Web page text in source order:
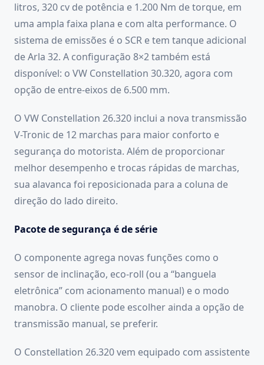
litros, 320 cv de potência e 1.200 Nm de torque, em
uma ampla faixa plana e com alta performance. O
sistema de emissões é o SCR e tem tanque adicional
de Arla 32. A configuração 8×2 também está
disponível: o VW Constellation 30.320, agora com
opção de entre-eixos de 6.500 mm.
O VW Constellation 26.320 inclui a nova transmissão
V-Tronic de 12 marchas para maior conforto e
segurança do motorista. Além de proporcionar
melhor desempenho e trocas rápidas de marchas,
sua alavanca foi reposicionada para a coluna de
direção do lado direito.
Pacote de segurança é de série
O componente agrega novas funções como o
sensor de inclinação, eco-roll (ou a “banguela
eletrônica” com acionamento manual) e o modo
manobra. O cliente pode escolher ainda a opção de
transmissão manual, se preferir.
O Constellation 26.320 vem equipado com assistente